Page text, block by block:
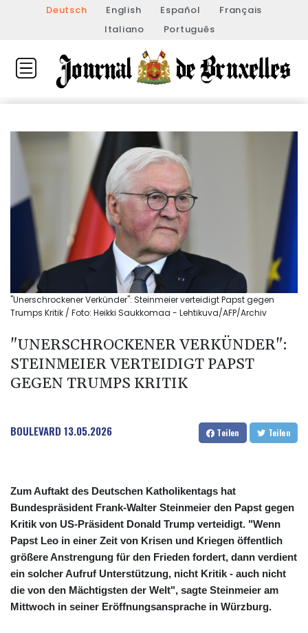
Deutsch English Español
Français
Italiano
Português
"Unerschrockener Verkünder": Steinmeier verteidigt Papst gegen
Trumps Kritik / Foto: Heikki Saukkomaa - Lehtikuva/AFP/Archiv
"UNERSCHROCKENER VERKÜNDER":
STEINMEIER VERTEIDIGT PAPST
GEGEN TRUMPS KRITIK
BOULEVARD 13.05.2026 Teilen Teilen
Zum Auftakt des Deutschen Katholikentags hat
Bundespräsident Frank-Walter Steinmeier den Papst gegen
Kritik von US-Präsident Donald Trump verteidigt. "Wenn
Papst Leo in einer Zeit von Krisen und Kriegen öffentlich
größere Anstrengung für den Frieden fordert, dann verdient
ein solcher Aufruf Unterstützung, nicht Kritik - auch nicht
die von den Mächtigsten der Welt", sagte Steinmeier am
Mittwoch in seiner Eröffnungsansprache in Würzburg.